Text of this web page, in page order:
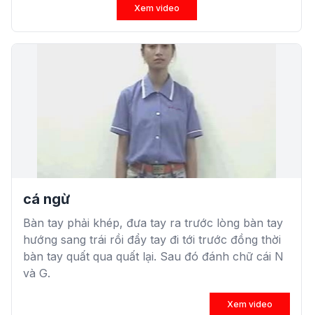
Xem video
cá ngừ
Bàn tay phải khép, đưa tay ra trước lòng bàn tay
hướng sang trái rồi đẩy tay đi tới trước đồng thời
bàn tay quất qua quất lại. Sau đó đánh chữ cái N
và G.
Xem video